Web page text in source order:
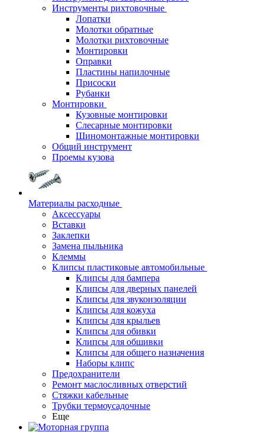
Инструменты рихтовочные
Лопатки
Молотки обратные
Молотки рихтовочные
Монтировки
Оправки
Пластины напилочные
Присоски
Рубанки
Монтировки
Кузовные монтировки
Слесарные монтировки
Шиномонтажные монтировки
Общий инструмент
Проемы кузова
Материалы расходные
Аксессуары
Вставки
Заклепки
Замена пыльника
Клеммы
Клипсы пластиковые автомобильные
Клипсы для бампера
Клипсы для дверных панелей
Клипсы для звукоизоляции
Клипсы для кожуха
Клипсы для крыльев
Клипсы для обивки
Клипсы для обшивки
Клипсы для общего назначения
Наборы клипс
Предохранители
Ремонт маслосливных отверстий
Стяжки кабельные
Трубки термоусадочные
Еще